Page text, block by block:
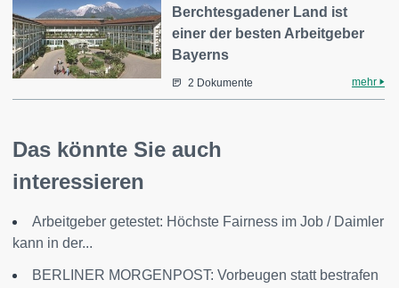
Berchtesgadener Land ist
einer der besten Arbeitgeber
Bayerns
2 Dokumente mehr
Das könnte Sie auch
interessieren
Arbeitgeber getestet: Höchste Fairness im Job / Daimler
kann in der...
BERLINER MORGENPOST: Vorbeugen statt bestrafen